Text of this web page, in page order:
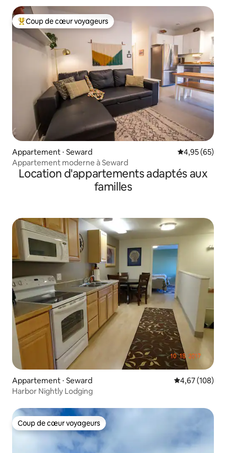
Coups de cœur voyageurs les plus appréciés
Coup de cœur voyageurs
Appartement ⋅ Seward Évaluation
4,95 (65)
Appartement moderne à Seward
Location d'appartements adaptés aux
familles
Appartement ⋅ Seward Évaluation
4,67 (108)
Harbor Nightly Lodging
Coup de cœur voyageurs
Coup de cœur voyageurs